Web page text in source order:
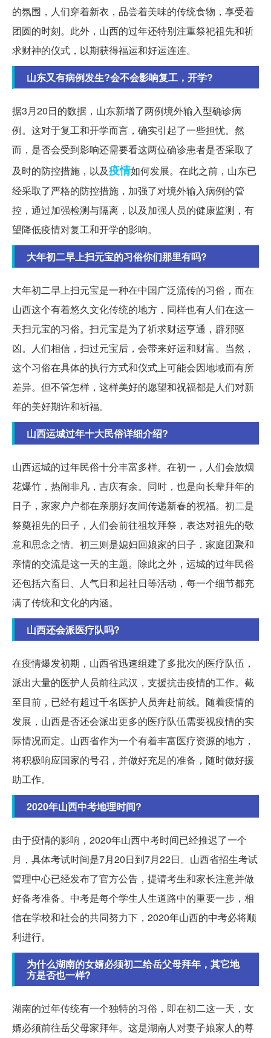
的氛围，人们穿着新衣，品尝着美味的传统食物，享受着
团圆的时刻。此外，山西的过年还特别注重祭祀祖先和祈
求财神的仪式，以期获得福运和好运连连。
山东又有病例发生?会不会影响复工，开学?
据3月20日的数据，山东新增了两例境外输入型确诊病
例。这对于复工和开学而言，确实引起了一些担忧。然
而，是否会受到影响还需要看这两位确诊患者是否采取了
及时的防控措施，以及疫情如何发展。在此之前，山东已
经采取了严格的防控措施，加强了对境外输入病例的管
控，通过加强检测与隔离，以及加强人员的健康监测，有
望降低疫情对复工和开学的影响。
大年初二早上扫元宝的习俗你们那里有吗?
大年初二早上扫元宝是一种在中国广泛流传的习俗，而在
山西这个有着悠久文化传统的地方，同样也有人们在这一
天扫元宝的习俗。扫元宝是为了祈求财运亨通，辟邪驱
凶。人们相信，扫过元宝后，会带来好运和财富。当然，
这个习俗在具体的执行方式和仪式上可能会因地域而有所
差异。但不管怎样，这样美好的愿望和祝福都是人们对新
年的美好期许和祈福。
山西运城过年十大民俗详细介绍?
山西运城的过年民俗十分丰富多样。在初一，人们会放烟
花爆竹，热闹非凡，吉庆有余。同时，也是向长辈拜年的
日子，家家户户都在亲朋好友间传递新春的祝福。初二是
祭奠祖先的日子，人们会前往祖坟拜祭，表达对祖先的敬
意和思念之情。初三则是媳妇回娘家的日子，家庭团聚和
亲情的交流是这一天的主题。除此之外，运城的过年民俗
还包括六畜日、人气日和起社日等活动，每一个细节都充
满了传统和文化的内涵。
山西还会派医疗队吗?
在疫情爆发初期，山西省迅速组建了多批次的医疗队伍，
派出大量的医护人员前往武汉，支援抗击疫情的工作。截
至目前，已经有超过千名医护人员奔赴前线。随着疫情的
发展，山西是否还会派出更多的医疗队伍需要视疫情的实
际情况而定。山西省作为一个有着丰富医疗资源的地方，
将积极响应国家的号召，并做好充足的准备，随时做好援
助工作。
2020年山西中考地理时间?
由于疫情的影响，2020年山西中考时间已经推迟了一个
月，具体考试时间是7月20日到7月22日。山西省招生考试
管理中心已经发布了官方公告，提请考生和家长注意并做
好备考准备。中考是每个学生人生道路中的重要一步，相
信在学校和社会的共同努力下，2020年山西的中考必将顺
利进行。
为什么湖南的女婿必须初二给岳父母拜年，其它地
方是否也一样?
湖南的过年传统有一个独特的习俗，即在初二这一天，女
婿必须前往岳父母家拜年。这是湖南人对妻子娘家人的尊